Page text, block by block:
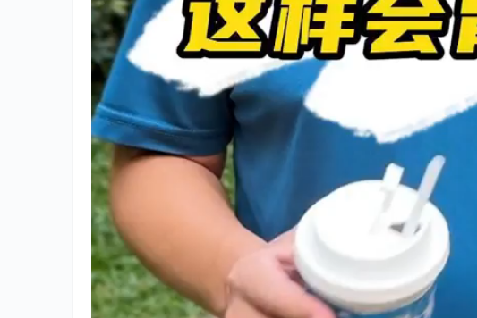
燃气安全不事小，快点转发提
2024年11月7日
现在回家都要交费？
2024年11月1日
天气